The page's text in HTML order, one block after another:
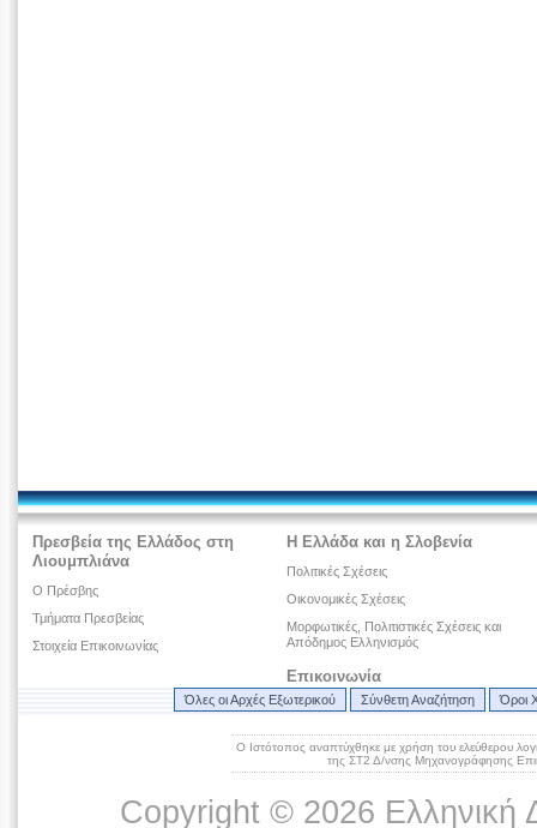
Πρεσβεία της Ελλάδος στη
Λιουμπλιάνα
O Πρέσβης
Τμήματα Πρεσβείας
Στοιχεία Επικοινωνίας
Η Ελλάδα και η Σλοβενία
Πολιτικές Σχέσεις
Οικονομικές Σχέσεις
Μορφωτικές, Πολιτιστικές Σχέσεις και
Απόδημος Ελληνισμός
Επικοινωνία
Όλες οι Αρχές Εξωτερικού Σύνθετη Αναζήτηση Όροι
Ο Ιστότοπος αναπτύχθηκε με χρήση του ελεύθερου
της ΣΤ2 Δ/νσης Μηχανογράφησης
Copyright © 2026